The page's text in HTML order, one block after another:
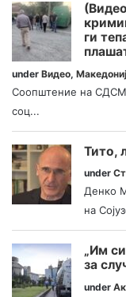
ги
under Видео,
Соопштение на
соц...
Тито,
under
Денко
на
„Им
за
under